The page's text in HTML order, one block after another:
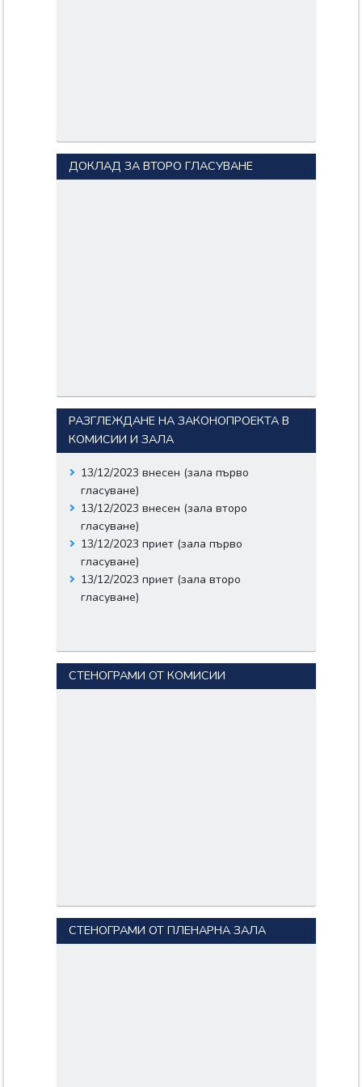
ДОКЛАД ЗА ВТОРО ГЛАСУВАНЕ
РАЗГЛЕЖДАНЕ НА ЗАКОНОПРОЕКТА В
КОМИСИИ И ЗАЛА
13/12/2023 внесен (зала първо
гласуване)
13/12/2023 внесен (зала второ
гласуване)
13/12/2023 приет (зала първо
гласуване)
13/12/2023 приет (зала второ
гласуване)
СТЕНОГРАМИ ОТ КОМИСИИ
СТЕНОГРАМИ ОТ ПЛЕНАРНА ЗАЛА